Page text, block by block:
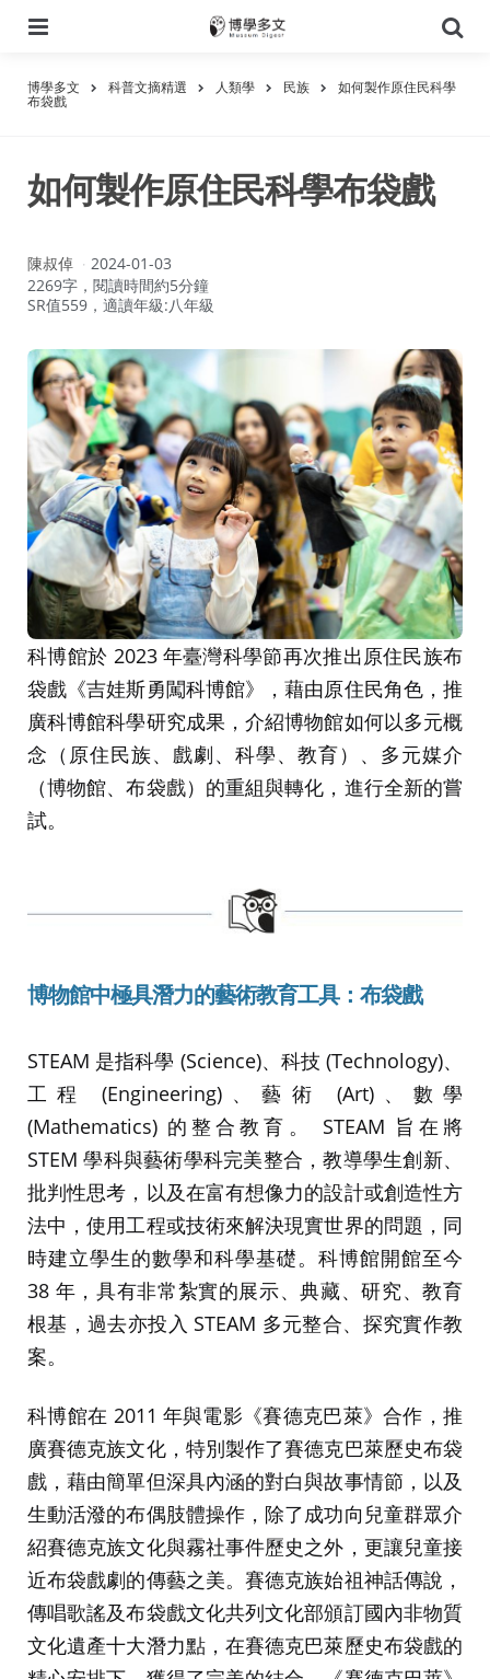
尋
博學多文 科普文摘精選 人類學 民族 如何製作原住民科學
布袋戲
如何製作原住民科學布袋戲
作
者：
陳叔倬
2024-01-03
2269字，閱讀時間約5分鐘
SR值559，適讀年級:八年級
科博館於 2023 年臺灣科學節再次推出原住民族布
袋戲《吉娃斯勇闖科博館》，藉由原住民角色，推
廣科博館科學研究成果，介紹博物館如何以多元概
念（原住民族、戲劇、科學、教育）、多元媒介
（博物館、布袋戲）的重組與轉化，進行全新的嘗
試。
博物館中極具潛力的藝術教育工具：布袋戲
STEAM 是指科學 (Science)、科技 (Technology)、
工程 (Engineering)、藝術 (Art)、數學
(Mathematics) 的整合教育。 STEAM 旨在將
STEM 學科與藝術學科完美整合，教導學生創新、
批判性思考，以及在富有想像力的設計或創造性方
法中，使用工程或技術來解決現實世界的問題，同
時建立學生的數學和科學基礎。科博館開館至今
38 年，具有非常紮實的展示、典藏、研究、教育
根基，過去亦投入 STEAM 多元整合、探究實作教
案。
科博館在 2011 年與電影《賽德克巴萊》合作，推
廣賽德克族文化，特別製作了賽德克巴萊歷史布袋
戲，藉由簡單但深具內涵的對白與故事情節，以及
生動活潑的布偶肢體操作，除了成功向兒童群眾介
紹賽德克族文化與霧社事件歷史之外，更讓兒童接
近布袋戲劇的傳藝之美。賽德克族始祖神話傳說，
傳唱歌謠及布袋戲文化共列文化部頒訂國內非物質
文化遺產十大潛力點，在賽德克巴萊歷史布袋戲的